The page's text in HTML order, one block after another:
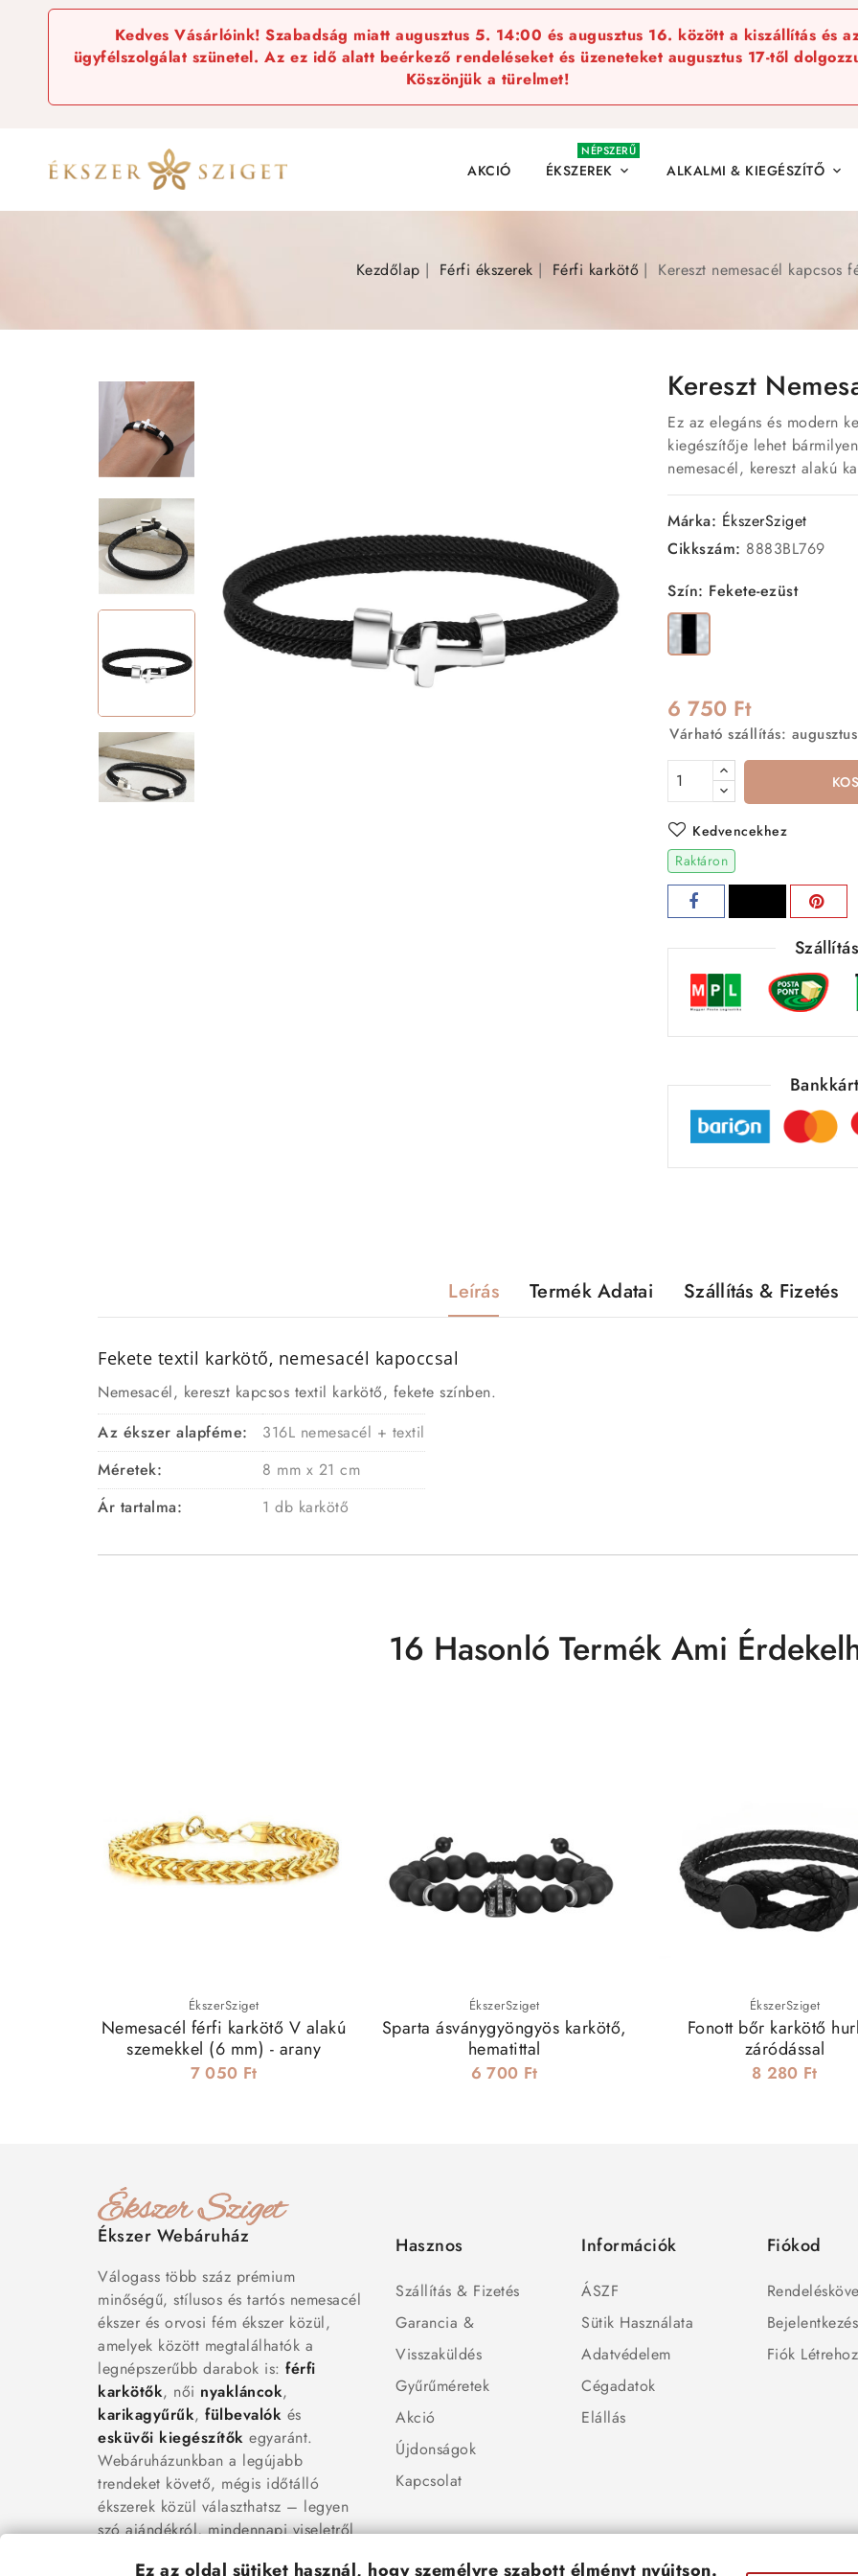
Kedves Vásárlóink! Szabadság miatt augusztus 5. 14:00 és augusztus 16. között a kiszállítás és
ügyfélszolgálat szünetel. Az ez idő alatt beérkező rendeléseket és üzeneteket augusztus 17-től
Köszönjük a türelmet!
AKCIÓ ÉKSZEREK 
NÉPSZERŰ
ALKALMI & KIEGÉSZÍTŐ 
Kezdőlap Férfi ékszerek Férfi karkötő Kereszt nemesacél kapcsos
Kereszt
Ez az elegáns és modern
kiegészítője lehet
nemesacél, kereszt alakú
Márka: ÉkszerSziget
Cikkszám: 8883BL769
Szín: Fekete-ezüst
Fekete-
ezüst
6 750 Ft
Várható szállítás:
Kedvencekhez
Raktáron
Leírás Termék Adatai Szállítás & Fizetés
Fekete textil karkötő, nemesacél kapoccsal
Nemesacél, kereszt kapcsos textil karkötő, fekete színben.
Az ékszer alapféme:
316L nemesacél + textil
Méretek:
8 mm x 21 cm
Ár tartalma:
1 db karkötő
16 Hasonló Termék Ami
ÉkszerSziget
Nemesacél férfi karkötő V alakú
szemekkel (6 mm) - arany
7 050 Ft
ÉkszerSziget
Sparta ásványgyöngyös karkötő,
hematittal
6 700 Ft
ÉkszerSziget
Fonott bőr karkötő
záródással
8 280 Ft
Ékszer Webáruház
Válogass több száz prémium
minőségű, stílusos és tartós nemesacél
ékszer és orvosi fém ékszer közül,
amelyek között megtalálhatók a
legnépszerűbb darabok is: férfi
karkötők, női nyakláncok,
karikagyűrűk, fülbevalók és
esküvői kiegészítők egyaránt.
Webáruházunkban a legújabb
trendeket követő, mégis időtálló
ékszerek közül választhatsz – legyen
szó ajándékról, mindennapi viseletről
Hasznos
Szállítás & Fizetés
Garancia &
Visszaküldés
Gyűrűméretek
Akció
Újdonságok
Kapcsolat
Információk
ÁSZF
Sütik Használata
Adatvédelem
Cégadatok
Elállás
Fiókod
Bejelentkezés
Fiók
Ez az oldal sütiket használ, hogy személyre szabott élményt nyújtson.